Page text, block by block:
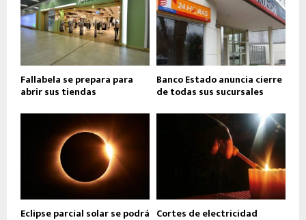
Fallabela se prepara para
abrir sus tiendas
Banco Estado anuncia cierre
de todas sus sucursales
Eclipse parcial solar se podrá Cortes de electricidad